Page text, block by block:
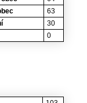
63
30
0